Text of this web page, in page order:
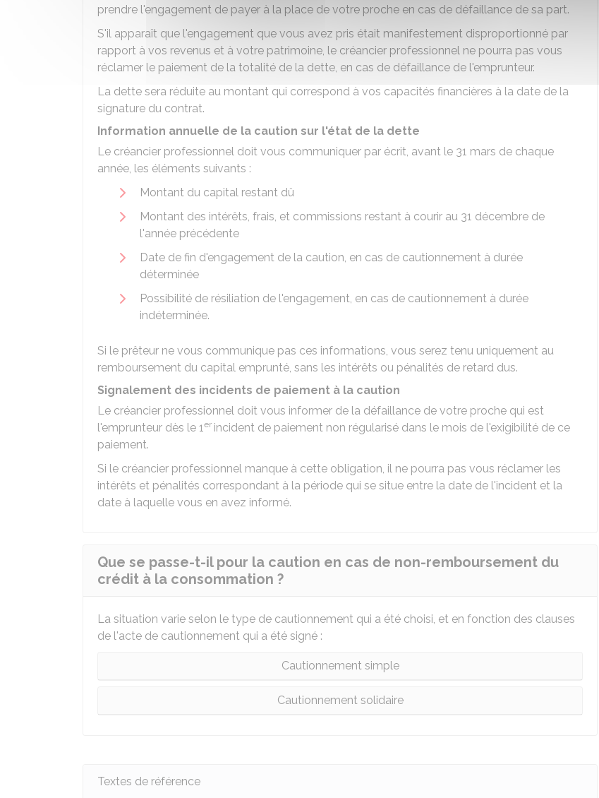
prendre l'engagement de payer à la place de votre proche en cas de défaillance de sa part.
S'il apparaît que l'engagement que vous avez pris était manifestement disproportionné par
rapport à vos revenus et à votre patrimoine, le créancier professionnel ne pourra pas vous
réclamer le paiement de la totalité de la dette, en cas de défaillance de l'emprunteur.
La dette sera réduite au montant qui correspond à vos capacités financières à la date de la
signature du contrat.
Information annuelle de la caution sur l'état de la dette
Le créancier professionnel doit vous communiquer par écrit, avant le 31 mars de chaque
année, les éléments suivants :
Montant du capital restant dû
Montant des intérêts, frais, et commissions restant à courir au 31 décembre de
l'année précédente
Date de fin d'engagement de la caution, en cas de cautionnement à durée
déterminée
Possibilité de résiliation de l'engagement, en cas de cautionnement à durée
indéterminée.
Si le prêteur ne vous communique pas ces informations, vous serez tenu uniquement au
remboursement du capital emprunté, sans les intérêts ou pénalités de retard dus.
Signalement des incidents de paiement à la caution
Le créancier professionnel doit vous informer de la défaillance de votre proche qui est
l'emprunteur dès le 1er incident de paiement non régularisé dans le mois de l'exigibilité de ce
paiement.
Si le créancier professionnel manque à cette obligation, il ne pourra pas vous réclamer les
intérêts et pénalités correspondant à la période qui se situe entre la date de l'incident et la
date à laquelle vous en avez informé.
Que se passe-t-il pour la caution en cas de non-remboursement du
crédit à la consommation ?
La situation varie selon le type de cautionnement qui a été choisi, et en fonction des clauses
de l'acte de cautionnement qui a été signé :
Cautionnement simple
Cautionnement solidaire
Textes de référence